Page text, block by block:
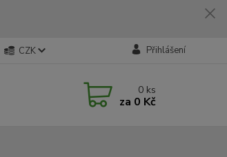
CZK Přihlášení
0 ks
za 0 Kč